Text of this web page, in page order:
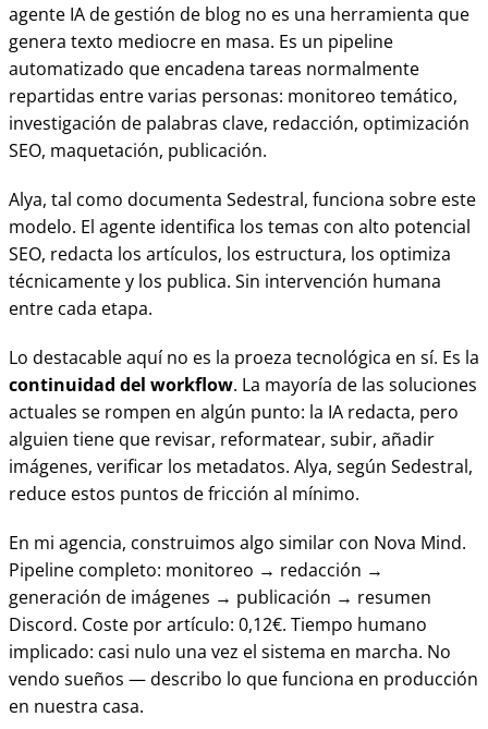
agente IA de gestión de blog no es una herramienta que
genera texto mediocre en masa. Es un pipeline
automatizado que encadena tareas normalmente
repartidas entre varias personas: monitoreo temático,
investigación de palabras clave, redacción, optimización
SEO, maquetación, publicación.
Alya, tal como documenta Sedestral, funciona sobre este
modelo. El agente identifica los temas con alto potencial
SEO, redacta los artículos, los estructura, los optimiza
técnicamente y los publica. Sin intervención humana
entre cada etapa.
Lo destacable aquí no es la proeza tecnológica en sí. Es la
continuidad del workflow. La mayoría de las soluciones
actuales se rompen en algún punto: la IA redacta, pero
alguien tiene que revisar, reformatear, subir, añadir
imágenes, verificar los metadatos. Alya, según Sedestral,
reduce estos puntos de fricción al mínimo.
En mi agencia, construimos algo similar con Nova Mind.
Pipeline completo: monitoreo → redacción →
generación de imágenes → publicación → resumen
Discord. Coste por artículo: 0,12€. Tiempo humano
implicado: casi nulo una vez el sistema en marcha. No
vendo sueños — describo lo que funciona en producción
en nuestra casa.